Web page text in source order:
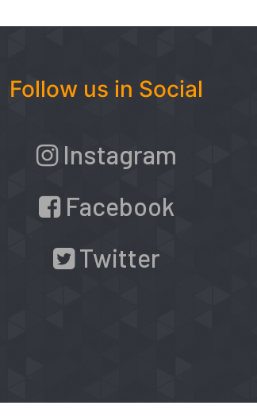
Follow us in Social
Instagram
Facebook
Twitter